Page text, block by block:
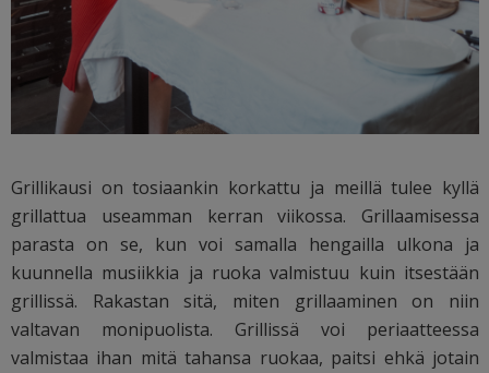
Grillikausi on tosiaankin korkattu ja meillä tulee kyllä
grillattua useamman kerran viikossa. Grillaamisessa
parasta on se, kun voi samalla hengailla ulkona ja
kuunnella musiikkia ja ruoka valmistuu kuin itsestään
grillissä. Rakastan sitä, miten grillaaminen on niin
valtavan monipuolista. Grillissä voi periaatteessa
valmistaa ihan mitä tahansa ruokaa, paitsi ehkä jotain